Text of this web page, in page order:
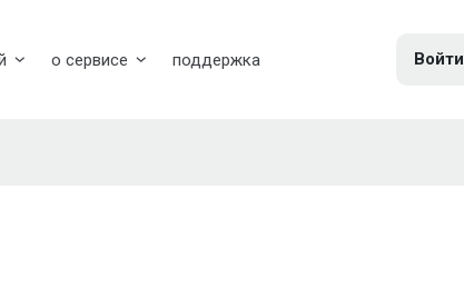
о сервисе поддержка Войти